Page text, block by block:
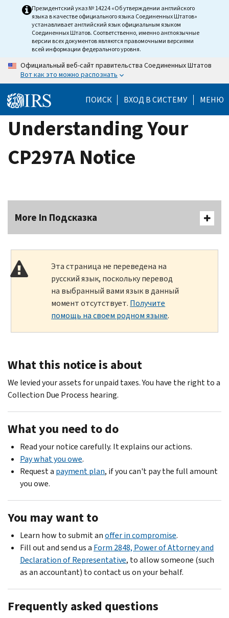
Президентский указ № 14224 «Об утверждении английского
языка в качестве официального языка Соединенных Штатов»
устанавливает английский язык официальным языком
Соединенных Штатов. Соответственно, именно англоязычные
версии всех документов являются правомочными версиями
всей информации федерального уровня.
Официальный веб-сайт правительства Соединенных Штатов
Вот как это можно распознать
ПОИСК ВХОД В СИСТЕМУ МЕНЮ
Understanding Your
CP297A Notice
More In Подсказка
Эта страница не переведена на
русский язык, поскольку перевод
на выбранный вами язык в данный
момент отсутствует. Получите
помощь на своем родном языке.
What this notice is about
We levied your assets for unpaid taxes. You have the right to a
Collection Due Process hearing.
What you need to do
Read your notice carefully. It explains our actions.
Pay what you owe.
Request a payment plan, if you can't pay the full amount
you owe.
You may want to
Learn how to submit anoffer in compromise.
Fill out and send us a Form 2848, Power of Attorney and
Declaration of Representative, to allow someone (such
as an accountant) to contact us on your behalf.
Frequently asked questions